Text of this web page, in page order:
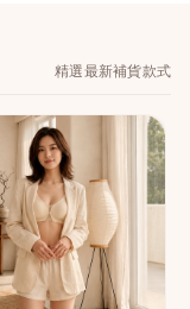
精選最新補貨款式